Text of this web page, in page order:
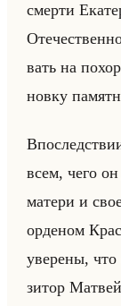
смер­ти
вать на
нов­ку
всем, чего
ма­те­ри и
ор­де­ном
уве­ре­ны,
зи­тор